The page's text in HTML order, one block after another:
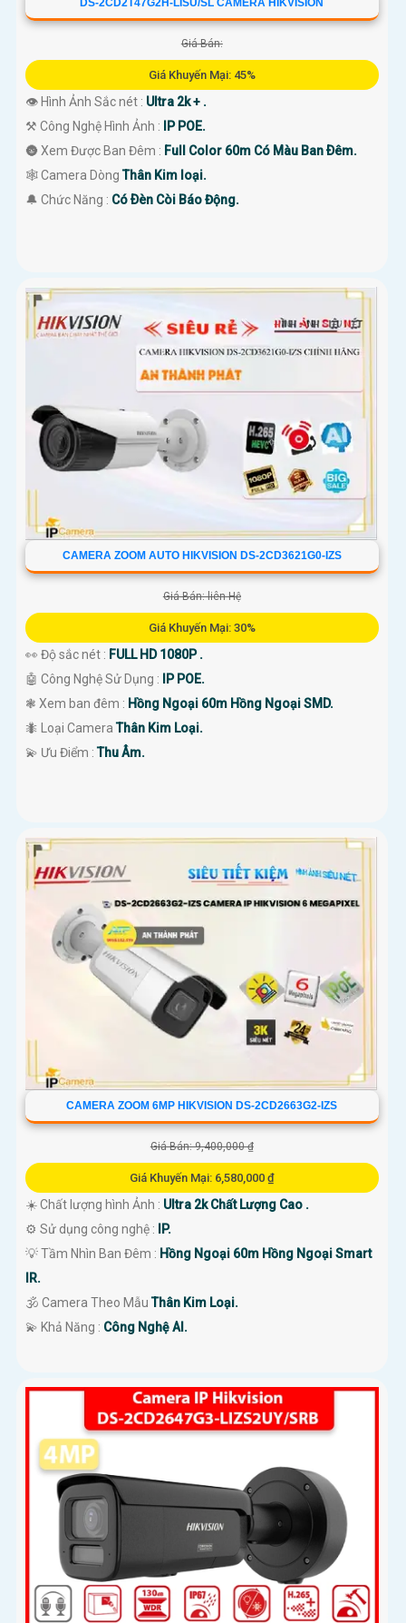
DS-2CD2T47G2H-LISU/SL CAMERA HIKVISION
Giá Bán:
Giá Khuyến Mại: 45%
👁 Hình Ảnh Sắc nét : Ultra 2k + .
⚒ Công Nghệ Hình Ảnh :
IP POE.
🌚 Xem Được Ban Đêm : Full Color 60m Có Màu Ban Ðêm.
🕸️ Camera DòngThân Kim loại.
️🔔 Chức Năng : Có Ðèn Còi Báo Động.
CAMERA ZOOM AUTO HIKVISION DS-2CD3621G0-IZS
Giá Bán: liên Hệ
Giá Khuyến Mại: 30%
👀 Độ sắc nét : FULL HD 1080P .
🤖️ Công Nghệ Sử Dụng :
IP POE.
❃ Xem ban đêm : Hồng Ngoại 60m Hồng Ngoại SMD.
🐜 Loại CameraThân Kim Loại.
️💫 Ưu Điểm :Thu Âm.
CAMERA ZOOM 6MP HIKVISION DS-2CD2663G2-IZS
Giá Bán: 9,400,000 ₫
Giá Khuyến Mại: 6,580,000 ₫
☀️ Chất lượng hình Ảnh : Ultra 2k Chất Lượng Cao .
⚙ Sử dụng công nghệ :
IP.
💡 Tầm Nhìn Ban Đêm : Hồng Ngoại 60m Hồng Ngoại Smart
IR.
🕉️ Camera Theo MẫuThân Kim Loại.
️💫 Khả Năng : Công Nghệ AI.